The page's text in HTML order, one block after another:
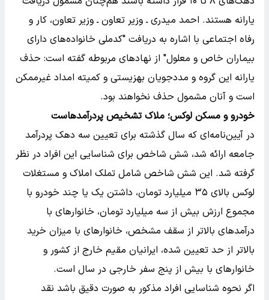
یارانه هستند. احمد میدری ـ وزیر تعاون ـ وزیر تعاون، کار و
رفاه اجتماعی با اشاره به دریافت "کدملی خانواده‌های دارای
بیماران خاص و معلول" از نهادهای مربوطه گفته است: حذف
یارانه این گروه و مددجویان بهزیستی و کمیته امداد غیرممکن
است و آنان مشمول حذف نخواهند بود.
خودرو و مسکن لوکس؛ ملاک تشخیص پردرآمدهاست
در آیین‌نامه‌ای که سال گذشته برای تعیین سه دهک پردرآمد
جامعه ارائه شد، شش شاخص برای شناسایی این افراد در نظر
گرفته شد. این شش شاخص شامل تملک املاک و مستغلات
لوکس بالای ۳۵ میلیارد تومان، داشتن یک یا چند خودرو با
مجموع ارزش بیش از سه میلیارد تومان، خانوارهای با
درآمدهای بالاتر از سقف مشخص، خانوارهای با میزان خرید
بالاتر از حد تعیین شده، ایرانیان مقیم خارج از کشور و
خانوارهای با بیش از پنج سفر خارجی در سال است.
اگر نحوه شناسایی افراد مذکور به صورت دقیق باشد نقد